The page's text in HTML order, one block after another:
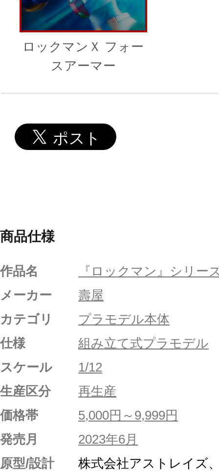
ロックマンＸ フォー
スアーマー
商品仕様
作品名
『ロックマン』シリー
メーカー
壽屋
カテゴリ
プラモデル本体
仕様
組み立て式プラモデル
スケール
1/12
生産区分
再生産
価格帯
5,000円～9,999円
発売月
2023年6月
原型/設計
株式会社アストレイズ